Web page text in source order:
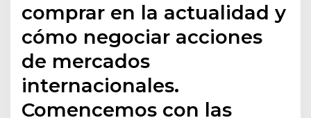
comprar en la actualidad y
cómo negociar acciones
de mercados
internacionales.
Comencemos con las